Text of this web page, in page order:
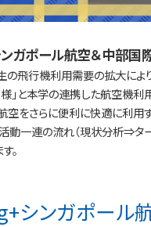
ガポール航空＆中部
飛行機利用需要の拡大によ
様」と本学の連携した航空機
空をさらに便利に快適に利用
動一連の流れ（現状分析⇒
。
シンガポール